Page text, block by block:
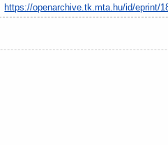
https://openarchive.tk.mta.hu/id/eprint/